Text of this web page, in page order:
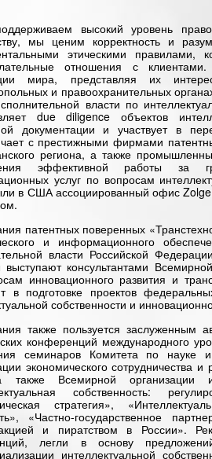
высокий уровень
мы ценим корректность и
этическими правилами,
отношения с
мира, представляя их
и правоохранительных
власти по
due diligence объектов
документации и участвует в
с престижными фирмами
региона, а также
эффективной работы за
услуг по вопросам
в США ассоциированный офис
патентных поверенных
и информационного
власти Российской
выступают консультантами
инновационного развития и
в подготовке проектов
собственности и
также пользуется заслуженным
конференций международного
семинаров Комитета по науке
экономического сотрудничества
Всемирной организации
собственность:
стратегия»,
«Частно-государственное
и пиратством в России».
легли в основу
интеллектуальной